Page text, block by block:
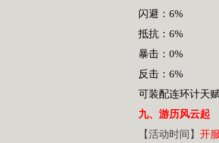
闪避：6%
抵抗：6%
暴击：0%
反击：6%
可装配连环计天
九、游历风云起
【活动时间】 开